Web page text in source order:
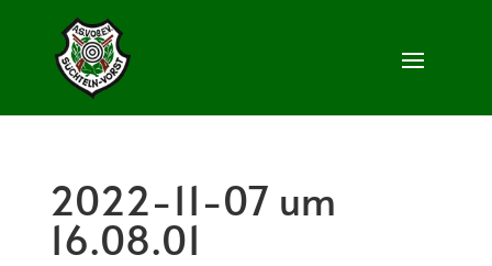
2022-11-07 um
16.08.01